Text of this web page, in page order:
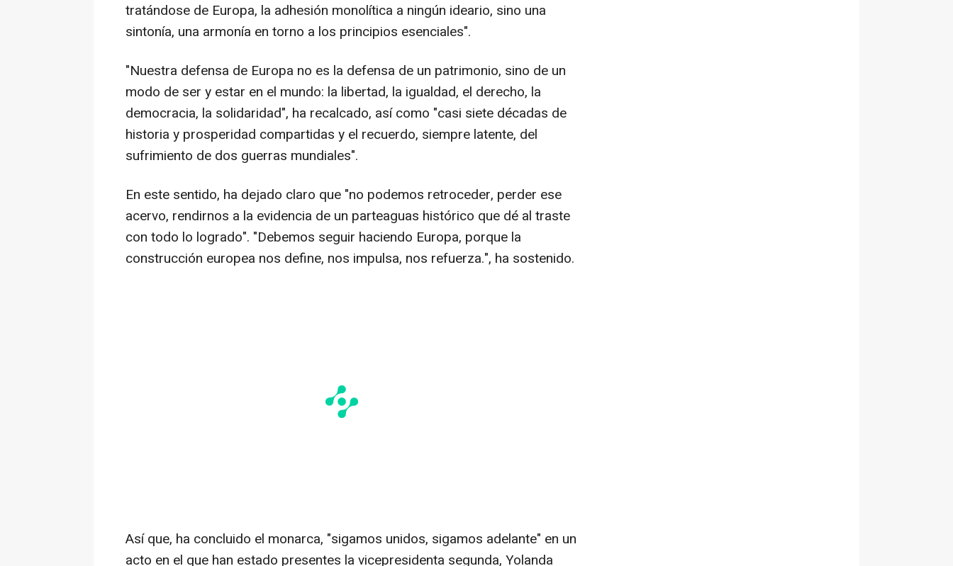
tratándose de Europa, la adhesión monolítica a ningún ideario, sino una
sintonía, una armonía en torno a los principios esenciales".
"Nuestra defensa de Europa no es la defensa de un patrimonio, sino de un
modo de ser y estar en el mundo: la libertad, la igualdad, el derecho, la
democracia, la solidaridad", ha recalcado, así como "casi siete décadas de
historia y prosperidad compartidas y el recuerdo, siempre latente, del
sufrimiento de dos guerras mundiales".
En este sentido, ha dejado claro que "no podemos retroceder, perder ese
acervo, rendirnos a la evidencia de un parteaguas histórico que dé al traste
con todo lo logrado". "Debemos seguir haciendo Europa, porque la
construcción europea nos define, nos impulsa, nos refuerza.", ha sostenido.
Así que, ha concluido el monarca, "sigamos unidos, sigamos adelante" en un
acto en el que han estado presentes la vicepresidenta segunda, Yolanda